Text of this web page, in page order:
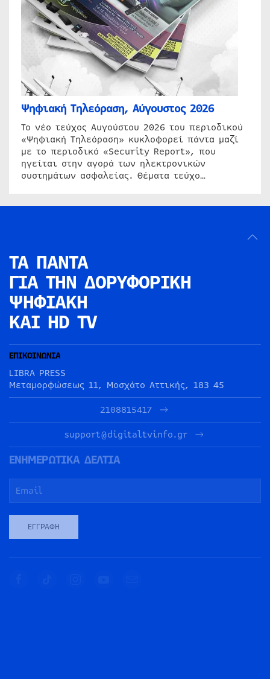
Ψηφιακή Τηλεόραση, Αύγουστος 2026
Το νέο τεύχος Αυγούστου 2026 του περιοδικού
«Ψηφιακή Τηλεόραση» κυκλοφορεί πάντα μαζί
με το περιοδικό «Security Report», που
ηγείται στην αγορά των ηλεκτρονικών
συστημάτων ασφαλείας. Θέματα τεύχο…
ΤΑ ΠΑΝΤΑ
ΓΙΑ ΤΗΝ ΔΟΡΥΦΟΡΙΚΗ
ΨΗΦΙΑΚΗ
ΚΑΙ HD TV
ΕΠΙΚΟΙΝΩΝΙΑ
LIBRA PRESS
Μεταμορφώσεως 11, Μοσχάτο Αττικής, 183 45
2108815417
support@digitaltvinfo.gr
ΕΝΗΜΕΡΩΤΙΚΑ ΔΕΛΤΙΑ
ΕΓΓΡΑΦΉ